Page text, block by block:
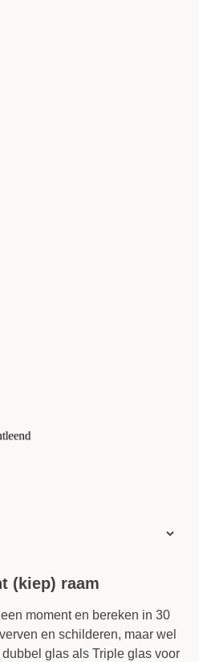
(kiep) raam
moment en bereken in 30
en schilderen, maar wel
glas als Triple glas voor